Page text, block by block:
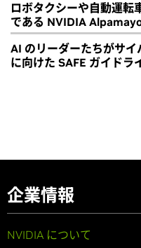
ロボタクシーや自動運転
である NVIDIA
AI のリーダーたちがサ
に向けた SAFE ガイドラ
企業情報
NVIDIA について